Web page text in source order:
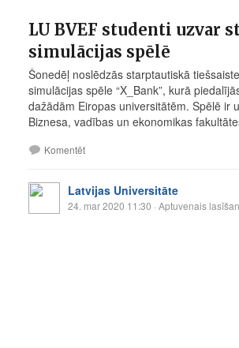
LU BVEF studenti uzvar
simulācijas spēlē
Šonedēļ noslēdzās starptautiskā
simulācijas spēle “X_Bank”, kurā
dažādām Eiropas universitātēm. Spēlē ir
Biznesa, vadības un ekonomikas
Komentēt
Latvijas Universitāte
24. mar 2020 11:30 · Aptuvenais